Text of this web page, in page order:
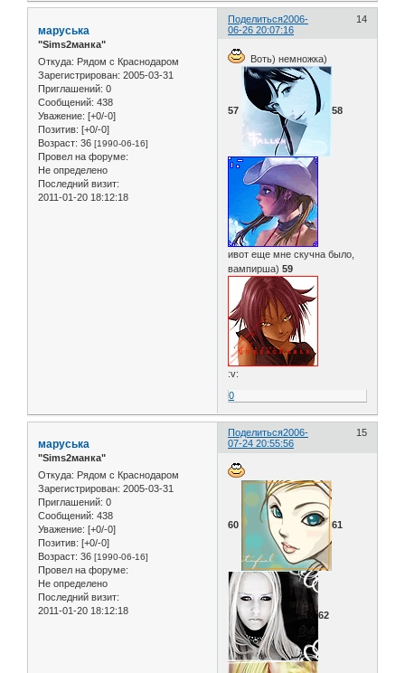
Поделиться 14
2006-
06-26 20:07:16
маруська
"Sims2манка"
Откуда: Рядом с Краснодаром
Зарегистрирован: 2005-03-31
Приглашений: 0
Сообщений: 438
Уважение: [+0/-0]
Позитив: [+0/-0]
Возраст: 36 [1990-06-16]
Провел на форуме:
Не определено
Последний визит:
2011-01-20 18:12:18
Воть) немножка)
57 58
ивот еще мне скучна было,
вампирша)59
:v:
0
Поделиться 15
2006-
07-24 20:55:56
маруська
"Sims2манка"
Откуда: Рядом с Краснодаром
Зарегистрирован: 2005-03-31
Приглашений: 0
Сообщений: 438
Уважение: [+0/-0]
Позитив: [+0/-0]
Возраст: 36 [1990-06-16]
Провел на форуме:
Не определено
Последний визит:
2011-01-20 18:12:18
60 61
62